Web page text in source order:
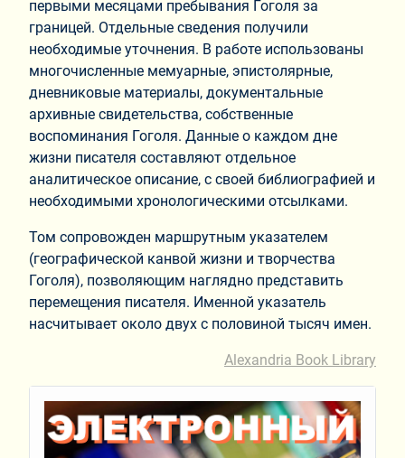
первыми месяцами пребывания Гоголя за
границей. Отдельные сведения получили
необходимые уточнения. В работе использованы
многочисленные мемуарные, эпистолярные,
дневниковые материалы, документальные
архивные свидетельства, собственные
воспоминания Гоголя. Данные о каждом дне
жизни писателя составляют отдельное
аналитическое описание, с своей библиографией и
необходимыми хронологическими отсылками.
Том сопровожден маршрутным указателем
(географической канвой жизни и творчества
Гоголя), позволяющим наглядно представить
перемещения писателя. Именной указатель
насчитывает около двух с половиной тысяч имен.
Alexandria Book Library